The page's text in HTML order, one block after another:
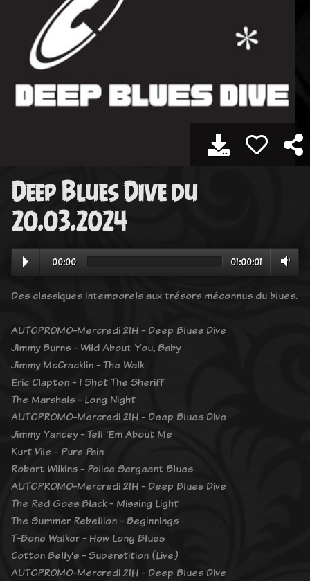
Deep Blues Dive du
20.03.2024
00:00 01:00:01
Des classiques intemporels aux trésors méconnus du blues.
AUTOPROMO-Mercredi 21H - Deep Blues Dive
Jimmy Burns - Wild About You, Baby
Jimmy McCracklin - The Walk
Eric Clapton - I Shot The Sheriff
The Marshals - Long Night
AUTOPROMO-Mercredi 21H - Deep Blues Dive
Jimmy Yancey - Tell 'Em About Me
Kurt Vile - Pure Pain
Robert Wilkins - Police Sergeant Blues
AUTOPROMO-Mercredi 21H - Deep Blues Dive
The Red Goes Black - Missing Light
The Summer Rebellion - Beginnings
T-Bone Walker - How Long Blues
Cotton Belly's - Superstition (Live)
AUTOPROMO-Mercredi 21H - Deep Blues Dive